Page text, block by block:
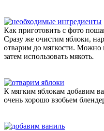
Как приготовить с фото
Сразу же очистим яблоки,
отварим до мягкости. Можно
затем использовать мякоть.
К мягким яблокам добавим
очень хорошо взобьем